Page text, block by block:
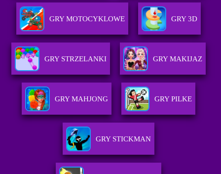
GRY MOTOCYKLOWE GRY 3D
GRY STRZELANKI GRY MAKIJAZ
GRY MAHJONG GRY PILKE
GRY STICKMAN